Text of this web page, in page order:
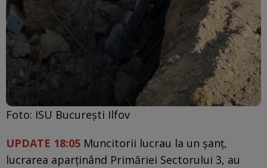
Foto: ISU Bucureşti Ilfov
UPDATE 18:05 Muncitorii lucrau la un șanț,
lucrarea aparținând Primăriei Sectorului 3, au